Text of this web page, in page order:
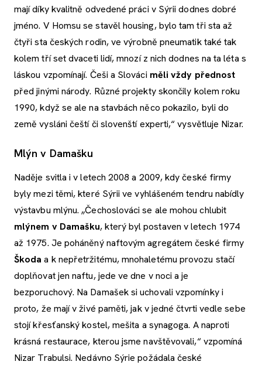
mají díky kvalitně odvedené práci v Sýrii dodnes dobré
jméno. V Homsu se stavěl housing, bylo tam tři sta až
čtyři sta českých rodin, ve výrobně pneumatik také tak
kolem tří set dvaceti lidí, mnozí z nich dodnes na ta léta s
láskou vzpomínají. Češi a Slováci měli vždy přednost
před jinými národy. Různé projekty skončily kolem roku
1990, když se ale na stavbách něco pokazilo, byli do
země vysláni čeští či slovenští experti,“ vysvětluje Nizar.
Mlýn v Damašku
Naděje svitla i v letech 2008 a 2009, kdy české firmy
byly mezi těmi, které Sýrii ve vyhlášeném tendru nabídly
výstavbu mlýnu. „Čechoslováci se ale mohou chlubit
mlýnem v Damašku, který byl postaven v letech 1974
až 1975. Je poháněný naftovým agregátem české firmy
Škoda a k nepřetržitému, mnohaletému provozu stačí
doplňovat jen naftu, jede ve dne v noci a je
bezporuchový. Na Damašek si uchovali vzpomínky i
proto, že mají v živé paměti, jak v jedné čtvrti vedle sebe
stojí křesťanský kostel, mešita a synagoga. A naproti
krásná restaurace, kterou jsme navštěvovali,“ vzpomíná
Nizar Trabulsi. Nedávno Sýrie požádala české